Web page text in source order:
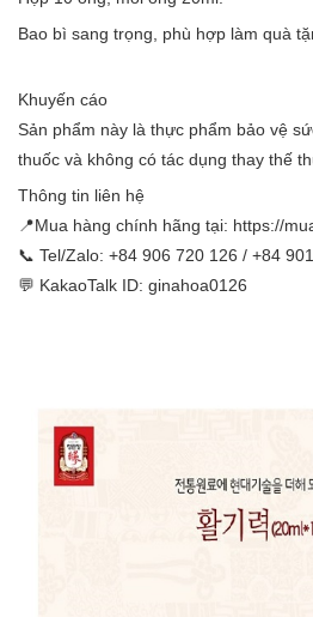
Bao bì sang trọng, phù hợp làm quà
Khuyến cáo
Sản phẩm này là thực phẩm bảo vệ
thuốc và không có tác dụng thay thế
Thông tin liên hệ
📍Mua hàng chính hãng tại: https://
📞 Tel/Zalo: +84 906 720 126 / +84
💬 KakaoTalk ID: ginahoa0126